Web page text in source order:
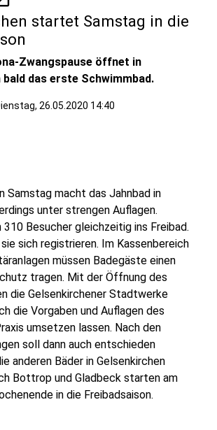
startet Samstag in die
Zwangspause öffnet in
bald das erste Schwimmbad.
26.05.2020 14:40
Samstag macht das Jahnbad in
unter strengen Auflagen.
310 Besucher gleichzeitig ins Freibad.
sich registrieren. Im Kassenbereich
müssen Badegäste einen
tragen. Mit der Öffnung des
die Gelsenkirchener Stadtwerke
die Vorgaben und Auflagen des
umsetzen lassen. Nach den
soll dann auch entschieden
anderen Bäder in Gelsenkirchen
Bottrop und Gladbeck starten am
in die Freibadsaison.